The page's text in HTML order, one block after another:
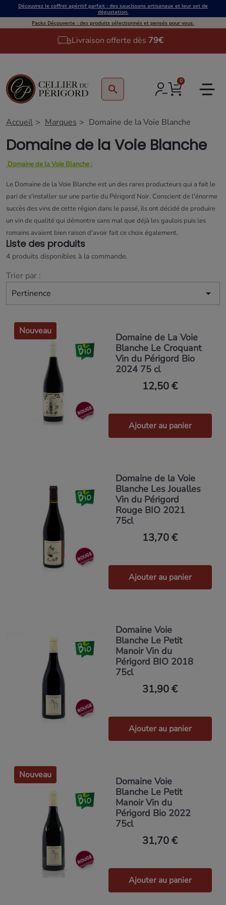
Découvrez le coffret apéritif parfait : des saucissons artisanaux et leur set de
dégustation.
Packs Découverte : des produits sélectionnés et pensés pour vous.
Livraison offerte dès 79€
search
0
Accueil Marques Domaine de la Voie Blanche
Domaine de la Voie Blanche
Domaine de la Voie Blanche :
Le Domaine de la Voie Blanche est un des rares producteurs qui a fait le
pari de s'installer sur une partie du Périgord Noir. Conscient de l'énorme
succès des vins de cette région dans le passé, ils ont décidé de produire
un vin de qualité qui démontre sans mal que déjà les gaulois puis les
romains avaient bien raison d'avoir fait ce choix également.
Liste des produits
4 produits disponibles à la commande.
Trier par :
Pertinence

Domaine de La Voie
Blanche Le Croquant
Vin du Périgord Bio
2024 75 cl
12,50 €
Ajouter au panier
Nouveau
Domaine de la Voie
Blanche Les Joualles
Vin du Périgord
Rouge BIO 2021
75cl
13,70 €
Ajouter au panier
Domaine Voie
Blanche Le Petit
Manoir Vin du
Périgord BIO 2018
75cl
31,90 €
Ajouter au panier
Domaine Voie
Blanche Le Petit
Manoir Vin du
Périgord Bio 2022
75cl
31,70 €
Ajouter au panier
Nouveau